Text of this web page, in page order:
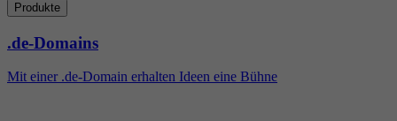
Produkte
.de-Domains
Mit einer .de-Domain erhalten Ideen eine Bühne